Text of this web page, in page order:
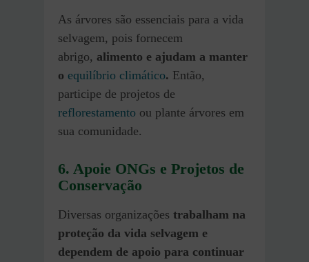
As árvores são essenciais para a vida
selvagem, pois fornecem
abrigo, alimento e ajudam a manter
o equilíbrio climático. Então,
participe de projetos de
reflorestamento ou plante árvores em
sua comunidade.
6. Apoie ONGs e Projetos de
Conservação
Diversas organizações trabalham na
proteção da vida selvagem e
dependem de apoio para continuar